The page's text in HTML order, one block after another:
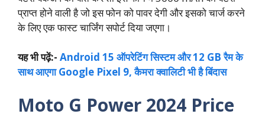
प्राप्त होने वाली है जो इस फोन को पावर देगी और इसको चार्ज करने
के लिए एक फास्ट चार्जिंग सपोर्ट दिया जएगा।
यह भी पढ़ें:- Android 15 ऑपरेटिंग सिस्टम और 12 GB रैम के
साथ आएगा Google Pixel 9, कैमरा क्वालिटी भी है बिंदास
Moto G Power 2024 Price